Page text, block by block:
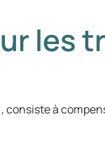
les
consiste à